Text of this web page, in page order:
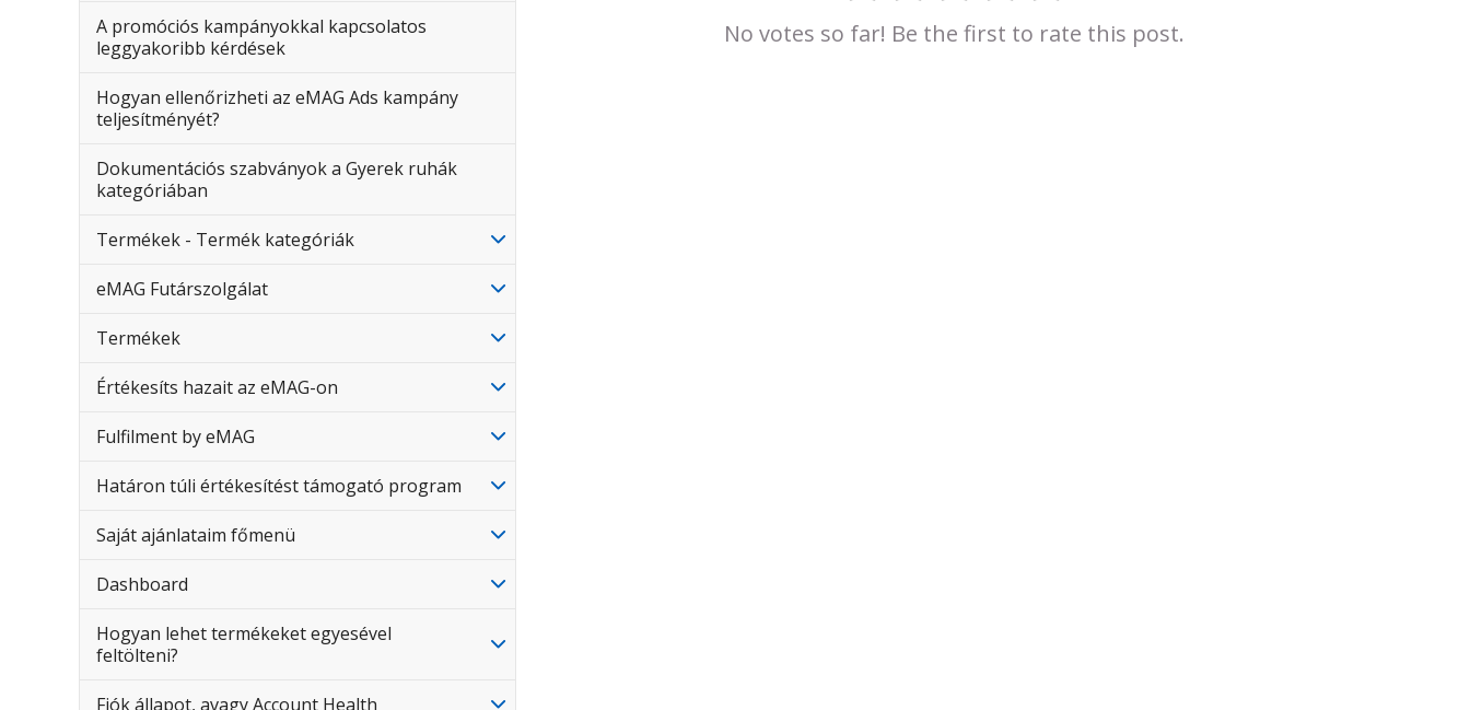
A promóciós kampányokkal kapcsolatos
leggyakoribb kérdések
Hogyan ellenőrizheti az eMAG Ads kampány
teljesítményét?
Dokumentációs szabványok a Gyerek ruhák
kategóriában
Termékek - Termék kategóriák
eMAG Futárszolgálat
Termékek
Értékesíts hazait az eMAG-on
Fulfilment by eMAG
Határon túli értékesítést támogató program
Saját ajánlataim főmenü
Dashboard
Hogyan lehet termékeket egyesével
feltölteni?
Fiók állapot, avagy Account Health
No votes so far! Be the first to rate this post.